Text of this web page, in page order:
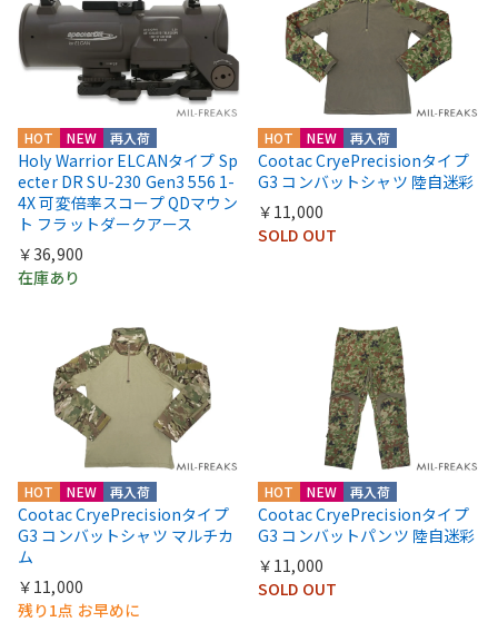
HOT NEW 再入荷
Holy Warrior ELCANタイプ Sp
ecter DR SU-230 Gen3 556 1-
4X 可変倍率スコープ QDマウン
ト フラットダークアース
￥36,900
在庫あり
HOT NEW 再入荷
Cootac CryePrecisionタイプ
G3 コンバットシャツ 陸自迷彩
￥11,000
SOLD OUT
HOT NEW 再入荷
Cootac CryePrecisionタイプ
G3 コンバットシャツ マルチカ
ム
￥11,000
残り1点 お早めに
HOT NEW 再入荷
Cootac CryePrecisionタイプ
G3 コンバットパンツ 陸自迷彩
￥11,000
SOLD OUT